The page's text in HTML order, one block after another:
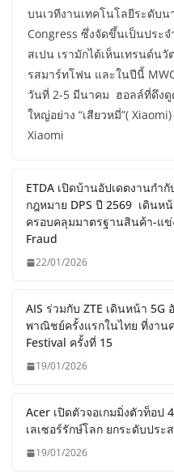
บนเวทีงานเทคโนโลยีระดับ
Congress ซึ่งจัดขึ้นเป็นประ
สเปน เรามักได้เห็นเทรนด์น
รสมาร์ทโฟน และในปีนี้
วันที่ 2-5 มีนาคม ฮอลล์ที่ดึง
ใหญ่อย่าง “เสียวหมี่”(
Xiaomi
ETDA เปิดบ้านอัปเดตงานก
กฎหมาย DPS ปี 2569 เดินห
ครอบคลุมมาตรฐานสินค้า-แ
Fraud
22/01/2026
AIS ร่วมกับ ZTE เดินหน้า 5G
พาณิชย์ครั้งแรกในไทย ที่งาน
Festival ครั้งที่ 15
19/01/2026
Acer เปิดตัวจอเกมมิ่งตัวท็อป
เลเซอร์รักษ์โลก ยกระดับปร
19/01/2026